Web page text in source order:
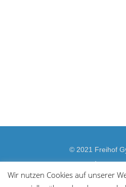
© 2021 Freihof
Wir nutzen Cookies auf unserer